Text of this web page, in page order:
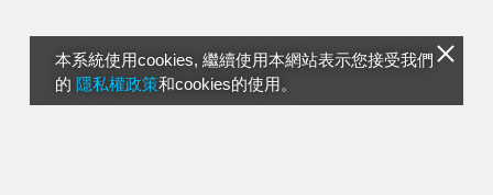
本系統使用cookies, 繼續使用本網站表示您接受我們
的 隱私權政策和cookies的使用。